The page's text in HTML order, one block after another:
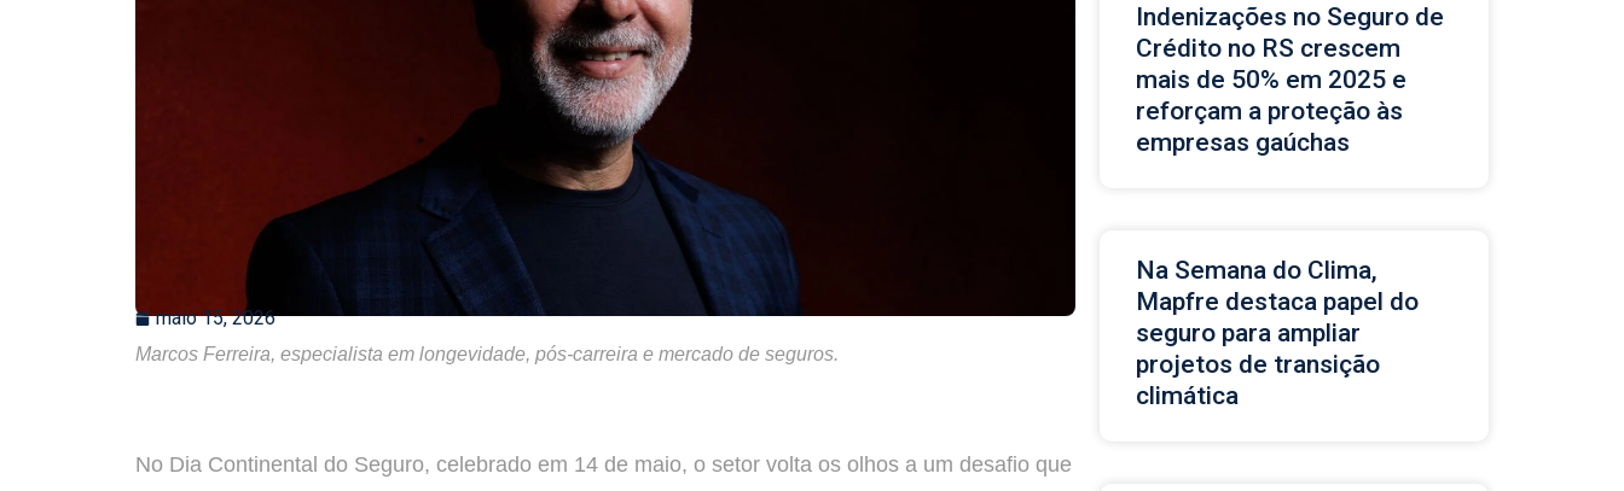
maio 15, 2026
Marcos Ferreira, especialista em longevidade, pós-carreira e mercado de seguros.
No Dia Continental do Seguro, celebrado em 14 de maio, o setor volta os olhos a um desafio que
Indenizações no Seguro de
Crédito no RS crescem
mais de 50% em 2025 e
reforçam a proteção às
empresas gaúchas
Na Semana do Clima,
Mapfre destaca papel do
seguro para ampliar
projetos de transição
climática